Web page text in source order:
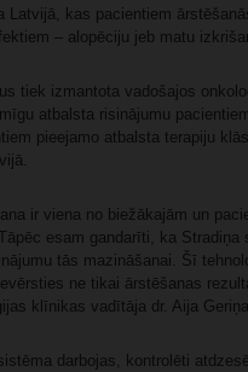
Latvijā, kas pacientiem
– alopēciju jeb matu
tiek izmantota vadošajos
atbalsta risinājumu
pieejamo atbalsta terapiju
ir viena no biežākajām un
esam gandarīti, ka
tās mazināšanai. Šī
ne tikai ārstēšanas
klīnikas vadītāja dr. Aija
darbojas, kontrolēti